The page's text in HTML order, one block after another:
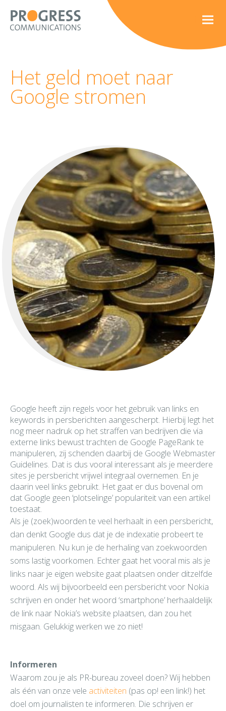
Het geld moet naar
Google stromen
Google heeft zijn regels voor het gebruik van links en
keywords in persberichten aangescherpt. Hierbij legt het
nog meer nadruk op het straffen van bedrijven die via
externe links bewust trachten de Google PageRank te
manipuleren, zij schenden daarbij de Google Webmaster
Guidelines. Dat is dus vooral interessant als je meerdere
sites je persbericht vrijwel integraal overnemen. En je
daarin veel links gebruikt. Het gaat er dus bovenal om
dat Google geen ‘plotselinge’ populariteit van een artikel
toestaat.
Als je (zoek)woorden te veel herhaalt in een persbericht,
dan denkt Google dus dat je de indexatie probeert te
manipuleren. Nu kun je de herhaling van zoekwoorden
soms lastig voorkomen. Echter gaat het vooral mis als je
links naar je eigen website gaat plaatsen onder ditzelfde
woord. Als wij bijvoorbeeld een persbericht voor Nokia
schrijven en onder het woord ‘smartphone’ herhaaldelijk
de link naar Nokia’s website plaatsen, dan zou het
misgaan. Gelukkig werken we zo niet!
Informeren
Waarom zou je als PR-bureau zoveel doen? Wij hebben
als één van onze vele activiteiten (pas op! een link!) het
doel om journalisten te informeren. Die schrijven er